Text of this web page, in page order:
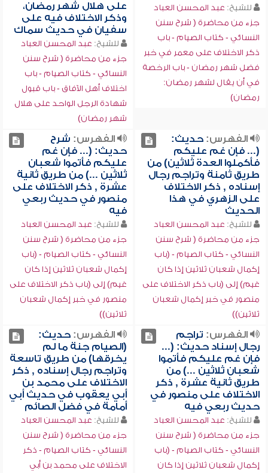
للشيخ: عبد المحسن العباد
جزء من محاضرة ( شرح سنن
النسائي - كتاب الصيام - باب
ذكر الاختلاف على معمر في خبر
فضل شهر رمضان - باب الرخصة
في أن يقال لشهر رمضان:
رمضان)
على هلال شهر رمضان،
وذكر الاختلاف فيه على
سفيان في حديث سماك
للشيخ: عبد المحسن العباد
جزء من محاضرة ( شرح سنن
النسائي - كتاب الصيام - باب
اختلاف أهل الآفاق - باب قبول
شهادة الرجل الواحد على هلال
شهر رمضان)
الفهرس:حديث:
(... فإن غم عليكم
فأكملوا العدة ثلاثين) من
طريق ثامنة وتراجم رجال
إسناده , ذكر الاختلاف
على الزهري في هذا
الحديث
للشيخ: عبد المحسن العباد
جزء من محاضرة ( شرح سنن
النسائي - كتاب الصيام - (باب
إكمال شعبان ثلاثين إذا كان
غيم) إلى (باب ذكر الاختلاف على
منصور في خبر إكمال شعبان
ثلاثين))
الفهرس: شرح
حديث: (... فإن غم
عليكم فأتموا شعبان
ثلاثين ...) من طريق ثانية
عشرة , ذكر الاختلاف على
منصور في حديث ربعي
فيه
للشيخ: عبد المحسن العباد
جزء من محاضرة ( شرح سنن
النسائي - كتاب الصيام - (باب
إكمال شعبان ثلاثين إذا كان
غيم) إلى (باب ذكر الاختلاف على
منصور في خبر إكمال شعبان
ثلاثين))
الفهرس: تراجم
رجال إسناد حديث: (...
فإن غم عليكم فأتموا
شعبان ثلاثين ...) من
طريق ثانية عشرة , ذكر
الاختلاف على منصور في
حديث ربعي فيه
للشيخ: عبد المحسن العباد
جزء من محاضرة ( شرح سنن
النسائي - كتاب الصيام - (باب
إكمال شعبان ثلاثين إذا كان
الفهرس:حديث:
(الصيام جنة ما لم
يخرقها) من طريق تاسعة
وتراجم رجال إسناده , ذكر
الاختلاف على محمد بن
أبي يعقوب في حديث أبي
أمامة في فضل الصائم
للشيخ: عبد المحسن العباد
جزء من محاضرة ( شرح سنن
النسائي - كتاب الصيام - ذكر
الاختلاف على محمد بن أبي